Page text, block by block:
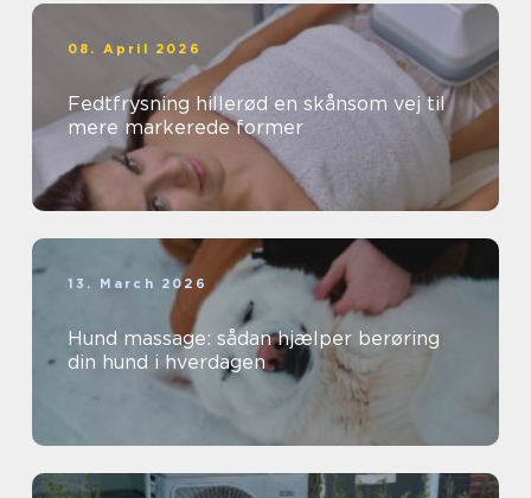
08. April 2026
Fedtfrysning hillerød en skånsom vej til
mere markerede former
13. March 2026
Hund massage: sådan hjælper berøring
din hund i hverdagen